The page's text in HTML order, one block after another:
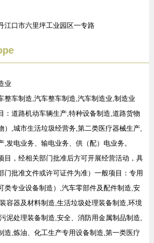
江口市六里坪工业园区一专路
业
整车制造,汽车整车制造,汽车制造业,制造业
：道路机动车辆生产,特种设备制造,道路货物
）,城市生活垃圾经营务,第二类医疗器械生产,
,发电业务、输电业务、供（配）电业务。
目，经相关部门批准后方可开展经营活动，具
门批准文件或许可证件为准）一般项目：专用
类专业设备制造）,汽车零部件及配件制造,安
容器及材料制造,生活垃圾处理装备制造,环境
泥处理装备制造,安全、消防用金属制品制造,
造,炼油、化工生产专用设备制造,第一类医疗